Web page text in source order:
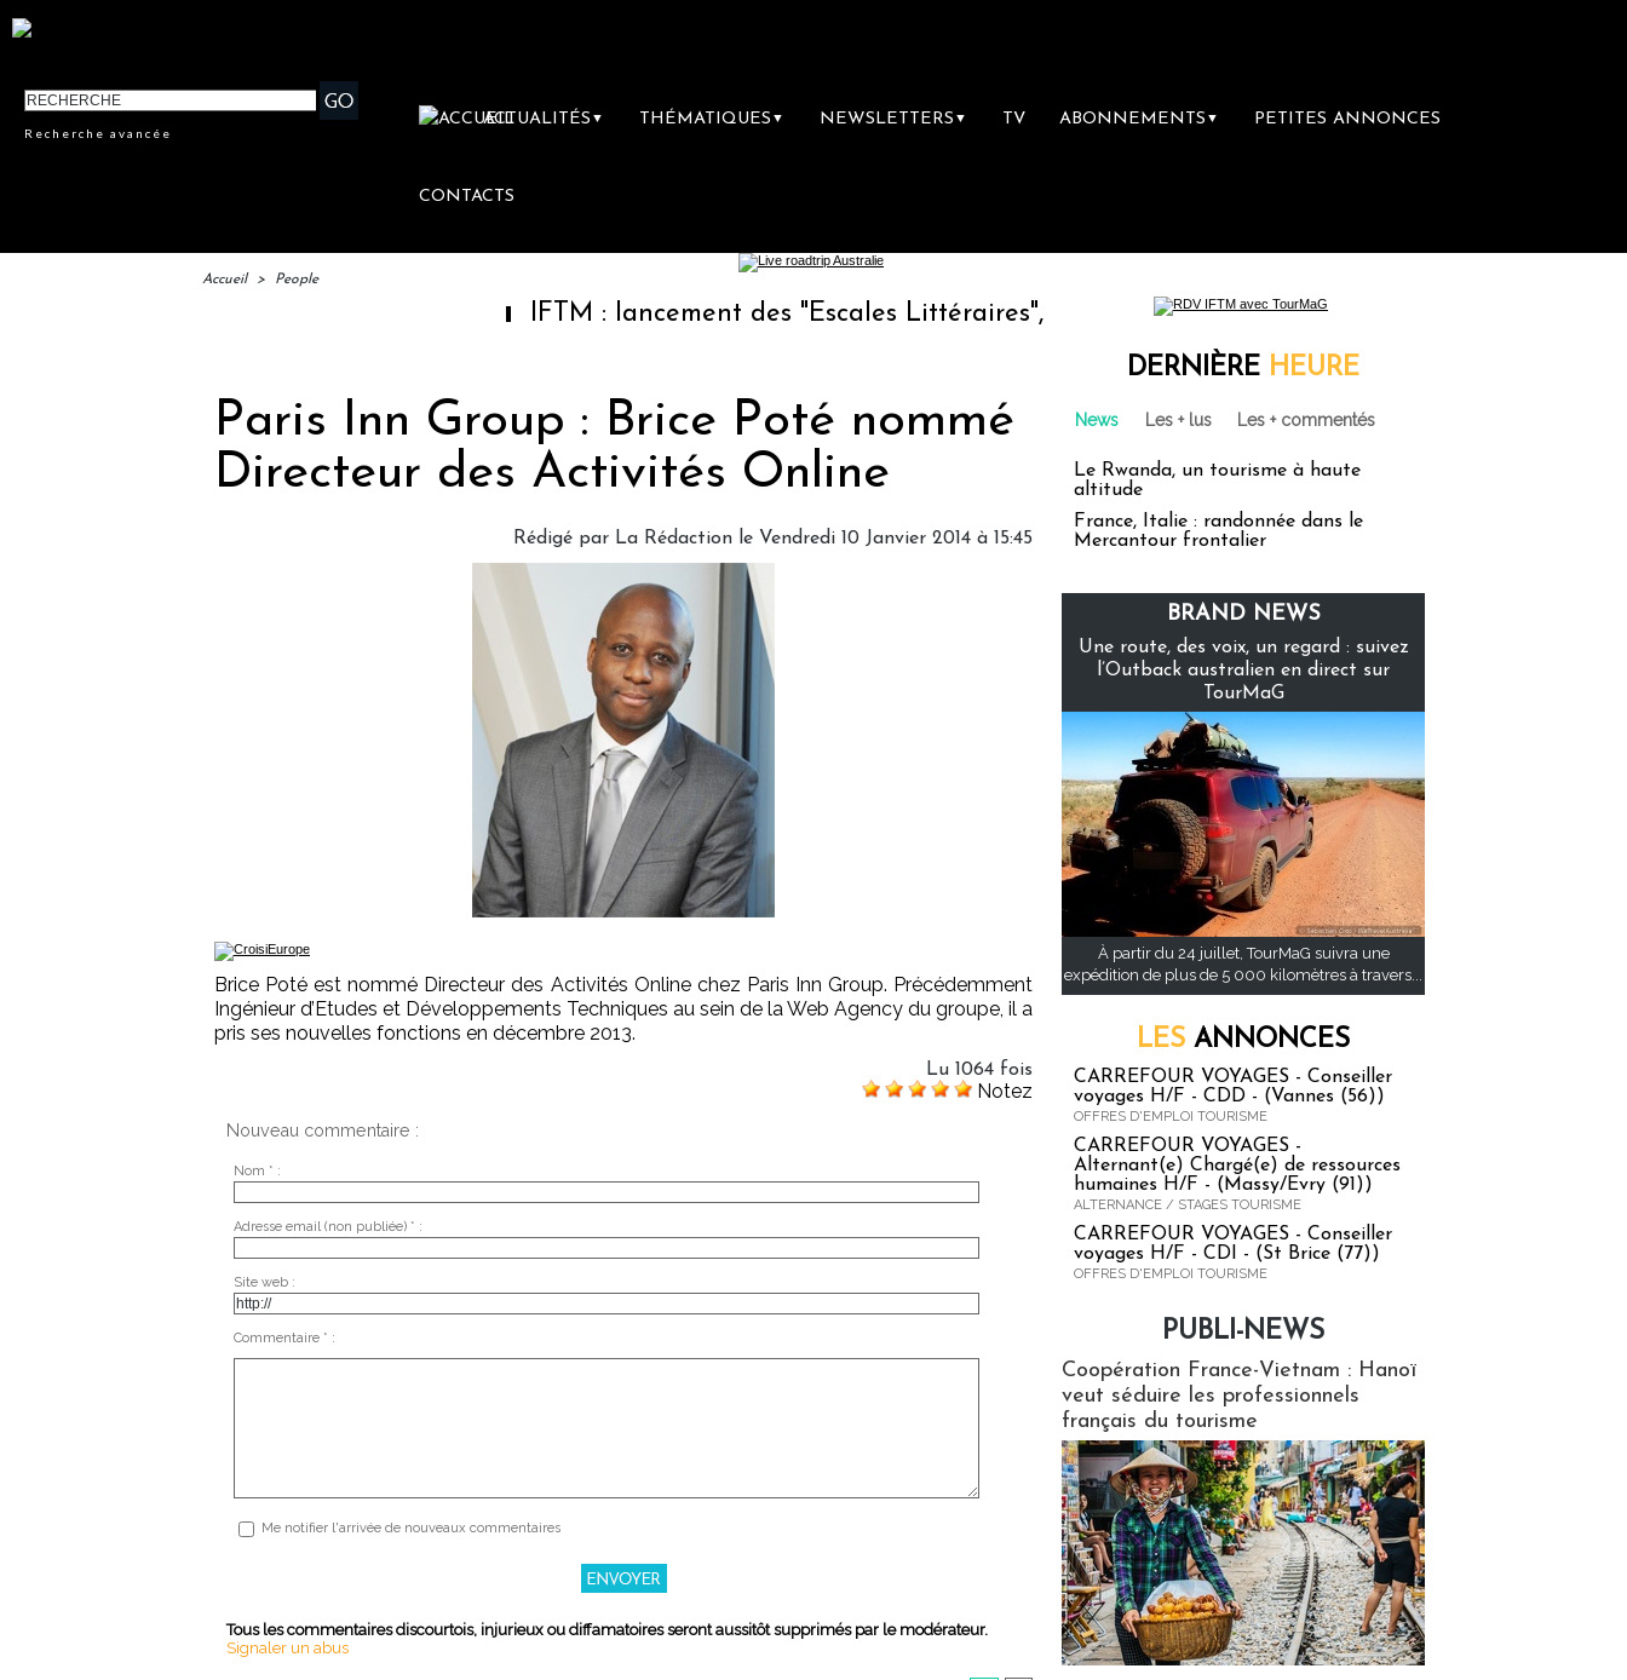
Recherche avancée
ACTUALITÉS ▼ THÉMATIQUES ▼ NEWSLETTERS ▼ TV ABONNEMENTS ▼ PETITES ANNONCES
CONTACTS
Accueil > People
IFTM : lancement des "Escales Littéraires", la première librairie du voyage
Paris Inn Group : Brice Poté nommé
Directeur des Activités Online
Rédigé par La Rédaction le Vendredi 10 Janvier 2014 à 15:45
Brice Poté est nommé Directeur des Activités Online chez Paris Inn Group. Précédemment
Ingénieur d’Etudes et Développements Techniques au sein de la Web Agency du groupe, il a
pris ses nouvelles fonctions en décembre 2013.
Lu 1064 fois
Notez
Nouveau commentaire :
Nom * :
Adresse email (non publiée) * :
Site web :
Commentaire * :
Me notifier l'arrivée de nouveaux commentaires
Tous les commentaires discourtois, injurieux ou diffamatoires seront aussitôt supprimés par le modérateur.
Signaler un abus
DERNIÈRE HEURE
News Les + lus Les + commentés
Le Rwanda, un tourisme à haute
altitude
France, Italie : randonnée dans le
Mercantour frontalier
BRAND NEWS
Une route, des voix, un regard : suivez
l’Outback australien en direct sur
TourMaG
À partir du 24 juillet, TourMaG suivra une
expédition de plus de 5 000 kilomètres à travers...
LES ANNONCES
CARREFOUR VOYAGES - Conseiller
voyages H/F - CDD - (Vannes (56))
OFFRES D'EMPLOI TOURISME
CARREFOUR VOYAGES -
Alternant(e) Chargé(e) de ressources
humaines H/F - (Massy/Evry (91))
ALTERNANCE / STAGES TOURISME
CARREFOUR VOYAGES - Conseiller
voyages H/F - CDI - (St Brice (77))
OFFRES D'EMPLOI TOURISME
PUBLI-NEWS
Coopération France-Vietnam : Hanoï
veut séduire les professionnels
français du tourisme